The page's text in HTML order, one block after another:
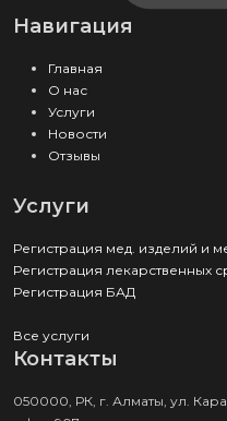
Навигация
Главная
О нас
Услуги
Новости
Отзывы
Услуги
Регистрация мед. изделий и
Регистрация лекарственных
Регистрация БАД
Все услуги
Контакты
050000, РК, г. Алматы, ул.